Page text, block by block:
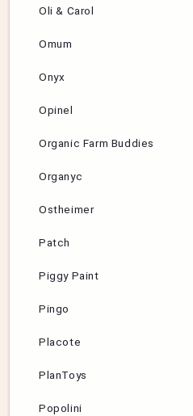
Oli & Carol
Omum
Onyx
Opinel
Organic Farm Buddies
Organyc
Ostheimer
Patch
Piggy Paint
Pingo
Placote
PlanToys
Popolini